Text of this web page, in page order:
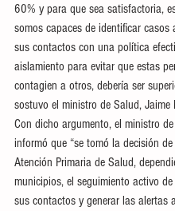
60% y para que sea satisfactoria,
somos capaces de identificar casos
sus contactos con una política
aislamiento para evitar que estas
contagien a otros, debería ser
sostuvo el ministro de Salud, Jaime
Con dicho argumento, el ministro
informó que “se tomó la decisión
Atención Primaria de Salud,
municipios, el seguimiento activo
sus contactos y generar las alertas